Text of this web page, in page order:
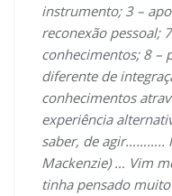
instrumento; 3 –
reconexão pessoal;
conhecimentos; 8 –
diferente de
conhecimentos
experiência
saber, de agir………..
Mackenzie) … Vim
tinha pensado